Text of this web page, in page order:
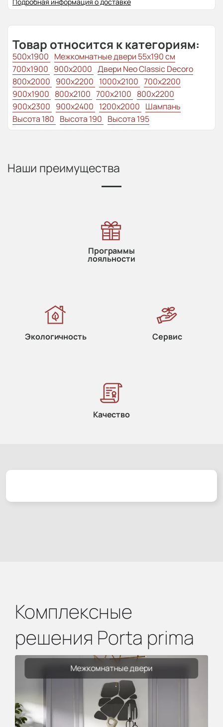
Товар относится к категориям:
500x1900 Межкомнатные двери 55х190 см
700x1900 900x2000 Двери Neo Classic Decoro
800x2000 900x2200 1000x2100 700x2200
900x1900 800x2100 700x2100 800x2200
900x2300 900x2400 1200x2000 Шампань
Высота 180 Высота 190 Высота 195
Наши преимущества
Программы
лояльности
Экологичность Сервис
Качество
Комплексные
решения Porta prima
Межкомнатные двери